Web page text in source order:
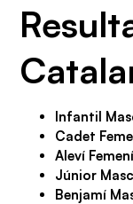
Infantil
Cadet
Aleví Femení
Júnior
Benjamí